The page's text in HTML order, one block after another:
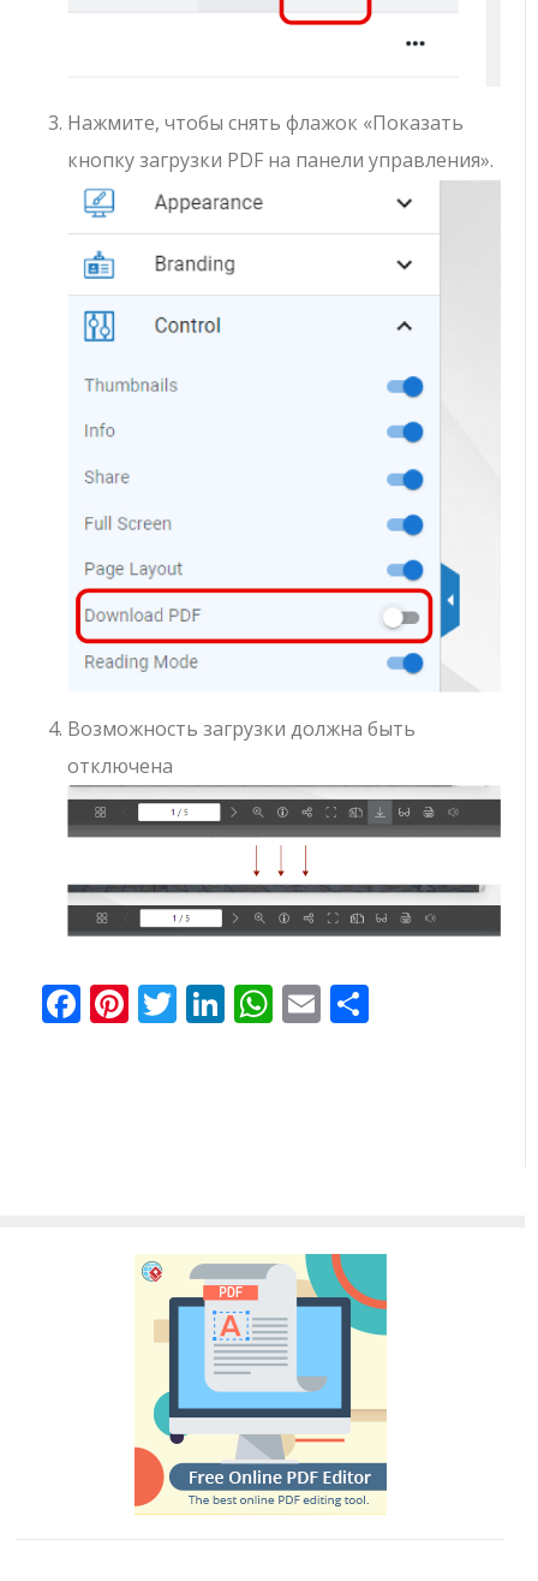
Нажмите, чтобы снять флажок «Показать
кнопку загрузки PDF на панели управления».
Возможность загрузки должна быть
отключена
Facebook
Pinterest
Twitter
LinkedIn
WhatsApp
Email